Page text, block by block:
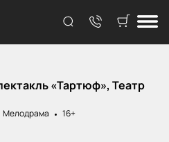
«Тартюф», Театр
Мелодрама
16+